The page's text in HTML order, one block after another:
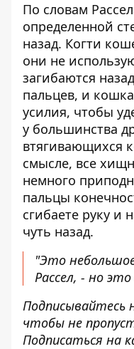
По словам
определенной
назад. Когти
они не
загибаются
пальцев, и
усилия, чтобы
у большинства
втягивающихся
смысле, все
немного
пальцы
сгибаете руку и
чуть назад.
"Это
Рассел, - но
Подписывайтесь
чтобы не
Подписаться на